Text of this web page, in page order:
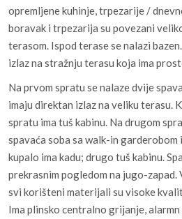
opremljene kuhinje, trpezarije /
boravak i trpezarija su povezani
terasom. Ispod terase se nalazi
izlaz na stražnju terasu koja ima
Na prvom spratu se nalaze dvije
imaju direktan izlaz na veliku terasu.
spratu ima tuš kabinu. Na drugom
spavaća soba sa walk-in garderobom
kupalo ima kadu; drugo tuš kabinu.
prekrasnim pogledom na jugo-
svi korišteni materijali su visoke
Ima plinsko centralno grijanje,